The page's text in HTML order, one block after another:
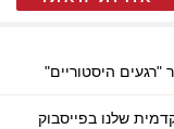
"רגעים היסטוריים"
שלנו בפייסבוק